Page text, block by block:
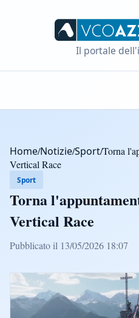
Il portale
Home/Notizie/Sport/Torna
Vertical Race
Sport
Torna
Vertical Race
Pubblicato il 13/05/2026 18:07